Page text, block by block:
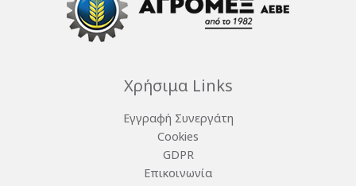
Χρήσιμα Links
Εγγραφή Συνεργάτη
Cookies
GDPR
Επικοινωνία